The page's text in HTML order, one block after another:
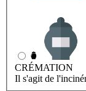
CRÉMATION
Il s'agit de